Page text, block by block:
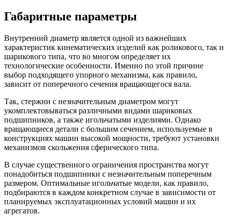
Габаритные параметры
Внутренний диаметр является одной из важнейших
характеристик кинематических изделий как роликового, так и
шарикового типа, что во многом определяет их
технологические особенности. Именно по этой причине
выбор подходящего упорного механизма, как правило,
зависит от поперечного сечения вращающегося вала.
Так, стержни с незначительным диаметром могут
укомплектовываться различными видами шариковых
подшипников, а также игольчатыми изделиями. Однако
вращающиеся детали с большим сечением, используемые в
конструкциях машин высокой мощности, требуют установки
механизмов скольжения сферического типа.
В случае существенного ограничения пространства могут
понадобиться подшипники с незначительным поперечным
размером. Оптимальные игольчатые модели, как правило,
подбираются в каждом конкретном случае в зависимости от
планируемых эксплуатационных условий машин и их
агрегатов.